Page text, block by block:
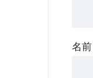
名前